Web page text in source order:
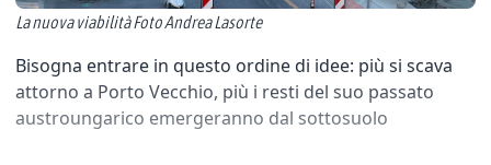
La nuova viabilità Foto Andrea Lasorte
Bisogna entrare in questo ordine di idee: più si scava
attorno a Porto Vecchio, più i resti del suo passato
austroungarico emergeranno dal sottosuolo